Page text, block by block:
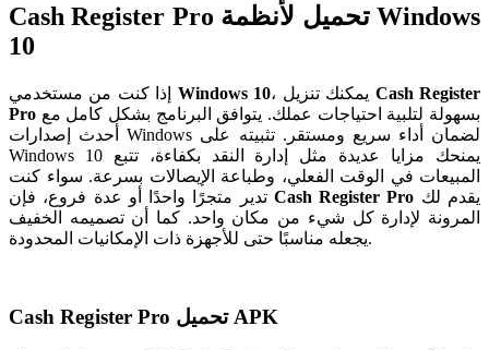
Cash Register Pro تحميل لأنظمة Windows
10
Windows 10
Cash Register
Pro
أحدث إصدارات Windows لضمان أداء سريع ومستقر. تثبيته على
Windows 10 يمنحك مزايا عديدة مثل إدارة النقد بكفاءة، تتبع
المبيعات في الوقت الفعلي، وطباعة الإيصالات بسرعة. سواء كنت
تدير متجرًا واحدًا أو عدة فروع، فإن Cash Register Pro
المرونة لإدارة كل شيء من مكان واحد. كما أن تصميمه الخفيف
يجعله مناسبًا حتى للأجهزة ذات الإمكانيات المحدودة.
Cash Register Pro تحميل APK